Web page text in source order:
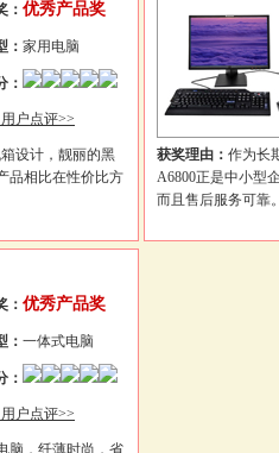
： 优秀产品奖
： 家用电脑
：
户点评>>
设计，靓丽的黑
品相比在性价比方
获奖理由： 作为长
A6800正是中小型
而且售后服务可靠
： 优秀产品奖
： 一体式电脑
：
户点评>>
脑，纤薄时尚，省